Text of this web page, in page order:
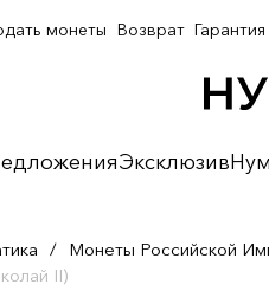
Эксклюзив
монеты Возврат
/ Монеты Российской
II)